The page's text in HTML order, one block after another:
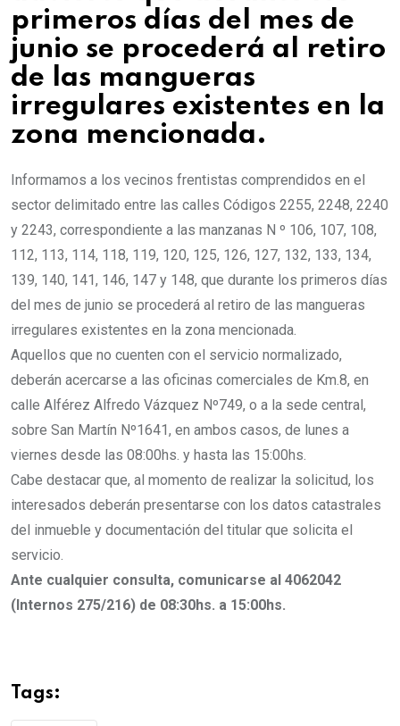
primeros días del mes de
junio se procederá al retiro
de las mangueras
irregulares existentes en la
zona mencionada.
Informamos a los vecinos frentistas comprendidos en el
sector delimitado entre las calles Códigos 2255, 2248, 2240
y 2243, correspondiente a las manzanas N º 106, 107, 108,
112, 113, 114, 118, 119, 120, 125, 126, 127, 132, 133, 134,
139, 140, 141, 146, 147 y 148, que durante los primeros días
del mes de junio se procederá al retiro de las mangueras
irregulares existentes en la zona mencionada.
Aquellos que no cuenten con el servicio normalizado,
deberán acercarse a las oficinas comerciales de Km.8, en
calle Alférez Alfredo Vázquez Nº749, o a la sede central,
sobre San Martín Nº1641, en ambos casos, de lunes a
viernes desde las 08:00hs. y hasta las 15:00hs.
Cabe destacar que, al momento de realizar la solicitud, los
interesados deberán presentarse con los datos catastrales
del inmueble y documentación del titular que solicita el
servicio.
Ante cualquier consulta, comunicarse al 4062042
(Internos 275/216) de 08:30hs. a 15:00hs.
Tags: